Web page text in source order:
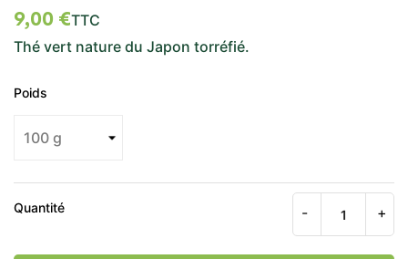
9,00 €TTC
Thé vert nature du Japon torréfié.
Poids
Quantité